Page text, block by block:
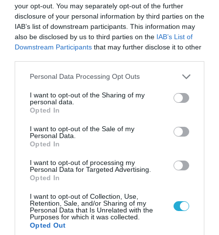
your opt-out. You may separately opt-out of the further
disclosure of your personal information by third parties on the
IAB’s list of downstream participants. This information may
also be disclosed by us to third parties on the IAB’s List of
Downstream Participants that may further disclose it to other
Please note that this website/app uses one or more Google
not limited to your visit or usage behaviour. You may click to
grant or deny consent to Google and its third-party tags to
use your data for below specified purposes in below Google
consent section.
Personal Data Processing Opt Outs
I want to opt-out of the Sharing of my
personal data.
Opted In
I want to opt-out of the Sale of my
Personal Data.
Opted In
I want to opt-out of processing my
Personal Data for Targeted Advertising.
Opted In
I want to opt-out of Collection, Use,
Retention, Sale, and/or Sharing of my
Personal Data that Is Unrelated with the
Purposes for which it was collected.
Opted Out